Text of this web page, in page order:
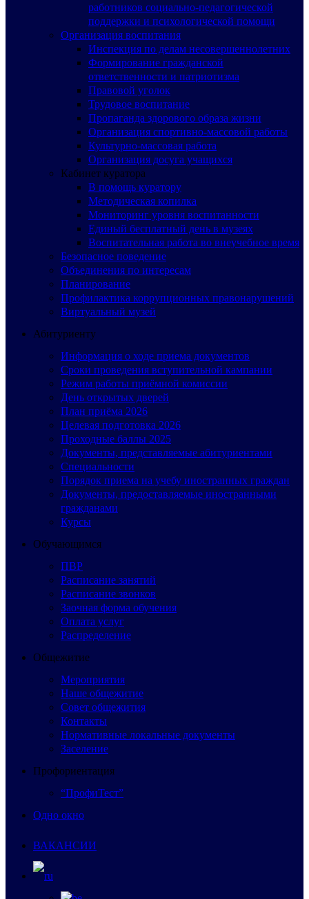
работников социально-педагогической
поддержки и психологической помощи
Организация воспитания
Инспекция по делам несовершеннолетних
Формирование гражданской
ответственности и патриотизма
Правовой уголок
Трудовое воспитание
Пропаганда здорового образа жизни
Организация спортивно-массовой работы
Культурно-массовая работа
Организация досуга учащихся
Кабинет куратора
В помощь куратору
Методическая копилка
Мониторинг уровня воспитанности
Единый бесплатный день в музеях
Воспитательная работа во внеучебное время
Безопасное поведение
Объединения по интересам
Планирование
Профилактика коррупционных правонарушений
Виртуальный музей
Абитуриенту
Информация о ходе приема документов
Сроки проведения вступительной кампании
Режим работы приёмной комиссии
День открытых дверей
План приёма 2026
Целевая подготовка 2026
Проходные баллы 2025
Документы, представляемые абитуриентами
Специальности
Порядок приема на учебу иностранных граждан
Документы, предоставляемые иностранными
гражданами
Курсы
Обучающимся
ПВР
Расписание занятий
Расписание звонков
Заочная форма обучения
Оплата услуг
Распределение
Общежитие
Мероприятия
Наше общежитие
Совет общежития
Контакты
Нормативные локальные документы
Заселение
Профориентация
“ПрофиТест”
Одно окно
ВАКАНСИИ